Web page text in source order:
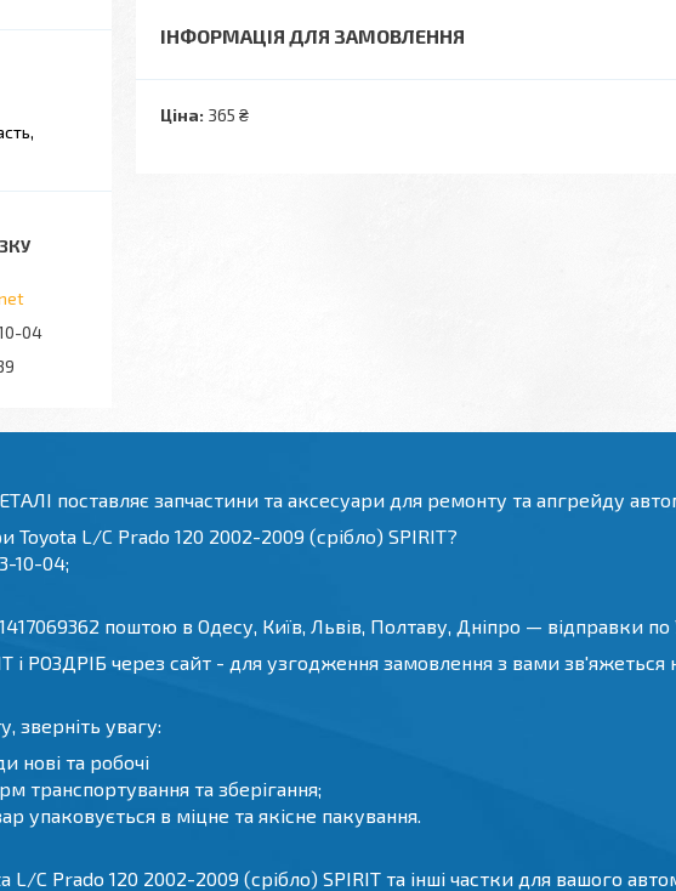
ІНФОРМАЦІЯ ДЛЯ ЗАМОВЛЕННЯ
Ціна: 365 ₴
04
поставляє запчастини та аксесуари для ремонту та апгрейду
Toyota L/C Prado 120 2002-2009 (срібло) SPIRIT?
10-04;
поштою в Одесу, Київ, Львів, Полтаву, Дніпро — відправки по
і РОЗДРІБ через сайт - для узгодження замовлення з вами зв'яжеться
зверніть увагу:
нові та робочі
транспортування та зберігання;
упаковується в міцне та якісне пакування.
L/C Prado 120 2002-2009 (срібло) SPIRIT та інші частки для вашого